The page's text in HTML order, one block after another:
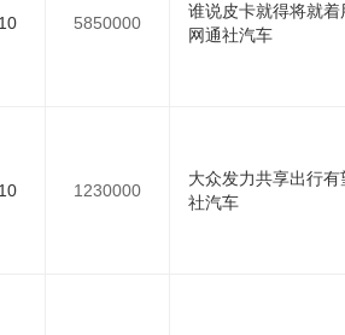
10 5850000
谁说皮卡就得将就
网通社汽车
10 1230000
大众发力共享出行
社汽车